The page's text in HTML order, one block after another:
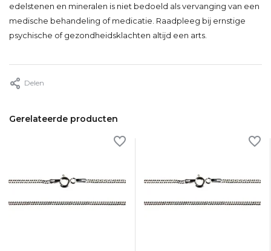
edelstenen en mineralen is niet bedoeld als vervanging van een
medische behandeling of medicatie. Raadpleeg bij ernstige
psychische of gezondheidsklachten altijd een arts.
Delen
Gerelateerde producten